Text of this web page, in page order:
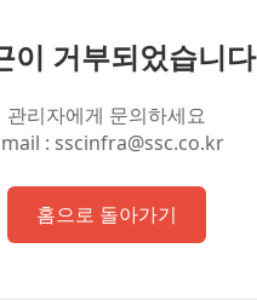
이 거부되었습니다
관리자에게 문의하세요
: sscinfra@ssc.co.kr
홈으로 돌아가기